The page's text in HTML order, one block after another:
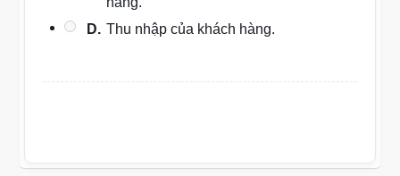
D. Thu nhập của khách hàng.